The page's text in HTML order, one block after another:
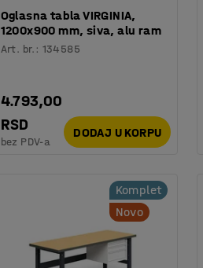
Oglasna tabla VIRGINIA,
1200x900 mm, siva, alu ram
Art. br. : 134585
4.793,00
RSD
bez PDV-a
DODAJ U KORPU
Komplet
Novo